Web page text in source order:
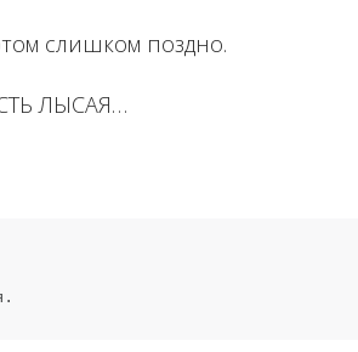
слишком поздно.
ЛЫСАЯ…